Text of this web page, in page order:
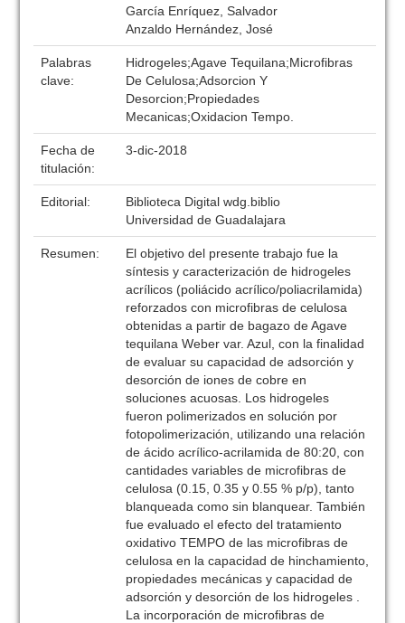
García Enríquez, Salvador
Anzaldo Hernández, José
Palabras
clave:
Hidrogeles;Agave Tequilana;Microfibras
De Celulosa;Adsorcion Y
Desorcion;Propiedades
Mecanicas;Oxidacion Tempo.
Fecha de
titulación:
3-dic-2018
Editorial:
Biblioteca Digital wdg.biblio
Universidad de Guadalajara
Resumen:
El objetivo del presente trabajo fue la
síntesis y caracterización de hidrogeles
acrílicos (poliácido acrílico/poliacrilamida)
reforzados con microfibras de celulosa
obtenidas a partir de bagazo de Agave
tequilana Weber var. Azul, con la finalidad
de evaluar su capacidad de adsorción y
desorción de iones de cobre en
soluciones acuosas. Los hidrogeles
fueron polimerizados en solución por
fotopolimerización, utilizando una relación
de ácido acrílico-acrilamida de 80:20, con
cantidades variables de microfibras de
celulosa (0.15, 0.35 y 0.55 % p/p), tanto
blanqueada como sin blanquear. También
fue evaluado el efecto del tratamiento
oxidativo TEMPO de las microfibras de
celulosa en la capacidad de hinchamiento,
propiedades mecánicas y capacidad de
adsorción y desorción de los hidrogeles .
La incorporación de microfibras de